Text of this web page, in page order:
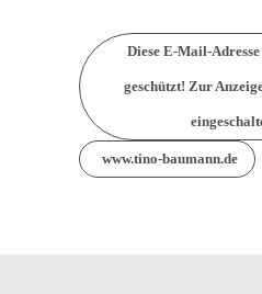
Diese E-Mail-
geschützt! Zur
www.tino-baumann.de